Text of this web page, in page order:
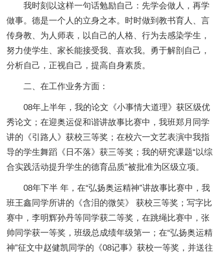
我时刻以这样一句话勉励自己：先学会做人，再学
做事。德是一个人的立身之本。时时做到教书育人、言
传身教、为人师表，以自己的人格、行为去感染学生，
努力使学生、家长能接受我、喜欢我。勇于解剖自己，
分析自己，正视自己，提高自身素质。
二、在工作业务方面：
08年上半年，我的论文《小事情大道理》获区级优
秀论文；在迎奥运促和谐讲故事比赛中，我班郑月同学
讲的《引路人》获校三等奖；在校六一文艺表演中我指
导的学生舞蹈《日不落》获三等奖；我的研究课题“以综
合实践活动提升学生的德育品质”被批准为区级立项。
08年下半 年，在“弘扬奥运精神”讲故事比赛中，我
班王鑫同学所讲的《含泪的微笑》 获校三等奖；写字比
赛中，李明辉孙丹等同学获二等奖，在跳绳比赛中，张
帅同学获一等奖，班级总成绩年级第一；在“弘扬奥运精
神”征文中赵健凯同学的《08记事》获校一等奖，并送往